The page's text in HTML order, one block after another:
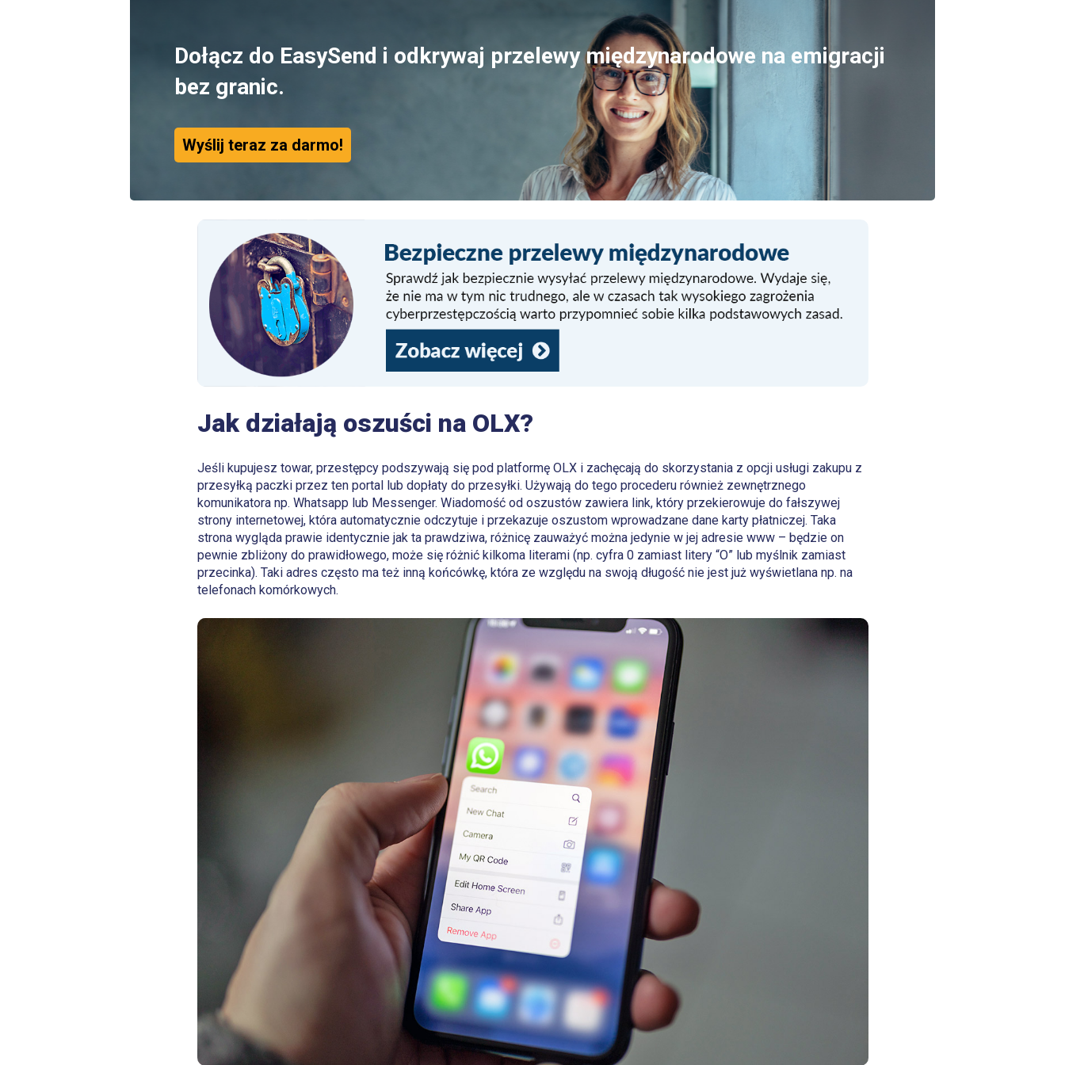
Dołącz do EasySend i odkrywaj przelewy międzynarodowe na emigracji
bez granic.
Wyślij teraz za darmo!
Jak działają oszuści na OLX?
Jeśli kupujesz towar, przestępcy podszywają się pod platformę OLX i zachęcają do skorzystania z opcji usługi zakupu z
przesyłką paczki przez ten portal lub dopłaty do przesyłki. Używają do tego procederu również zewnętrznego
komunikatora np. Whatsapp lub Messenger. Wiadomość od oszustów zawiera link, który przekierowuje do fałszywej
strony internetowej, która automatycznie odczytuje i przekazuje oszustom wprowadzane dane karty płatniczej. Taka
strona wygląda prawie identycznie jak ta prawdziwa, różnicę zauważyć można jedynie w jej adresie www – będzie on
pewnie zbliżony do prawidłowego, może się różnić kilkoma literami (np. cyfra 0 zamiast litery “O” lub myślnik zamiast
przecinka). Taki adres często ma też inną końcówkę, która ze względu na swoją długość nie jest już wyświetlana np. na
telefonach komórkowych.